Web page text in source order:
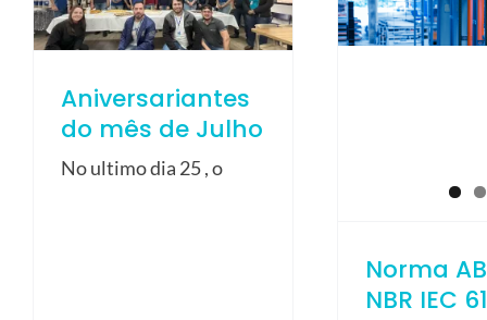
Aniversariantes
do mês de Julho
No ultimo dia 25 , o
Norma
NBR IEC